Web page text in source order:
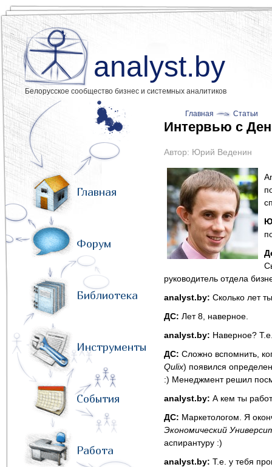
analyst.by
Белорусское сообщество бизнес и системных аналитиков
Главная
Форум
Библиотека
Инструменты
События
Работа
Главная Статьи
Интервью с
Автор: Юрий Веденин
руководитель отдела
analyst.by: Сколько лет
ДС: Лет 8, наверное.
analyst.by: Наверное?
ДС: Сложно вспомнить,
Qulix) появился
:) Менеджмент решил
analyst.by: А кем ты
ДС: Маркетологом. Я
Экономический
аспирантуру :)
analyst.by: Т.е. у тебя